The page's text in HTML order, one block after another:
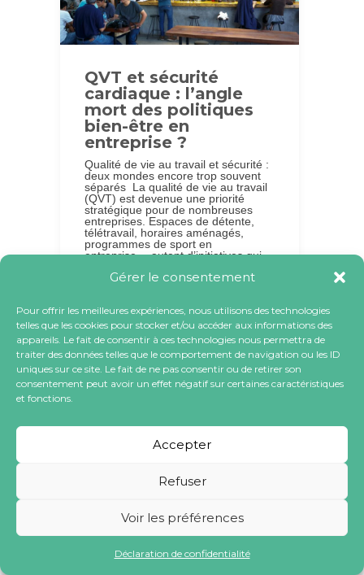
Gérer le consentement
Pour offrir les meilleures expériences, nous utilisons des technologies
telles que les cookies pour stocker et/ou accéder aux informations des
appareils. Le fait de consentir à ces technologies nous permettra de
traiter des données telles que le comportement de navigation ou les ID
uniques sur ce site. Le fait de ne pas consentir ou de retirer son
consentement peut avoir un effet négatif sur certaines caractéristiques
et fonctions.
Accepter
Refuser
Voir les préférences
Déclaration de confidentialité
QVT et sécurité
cardiaque : l’angle
mort des politiques
bien-être en
entreprise ?
Qualité de vie au travail et sécurité :
deux mondes encore trop souvent
séparés La qualité de vie au travail
(QVT) est devenue une priorité
stratégique pour de nombreuses
entreprises. Espaces de détente,
télétravail, horaires aménagés,
programmes de sport en
entreprise… autant d’initiatives qui
BLOG
Comment créer une
culture de la
dans votre entreprise